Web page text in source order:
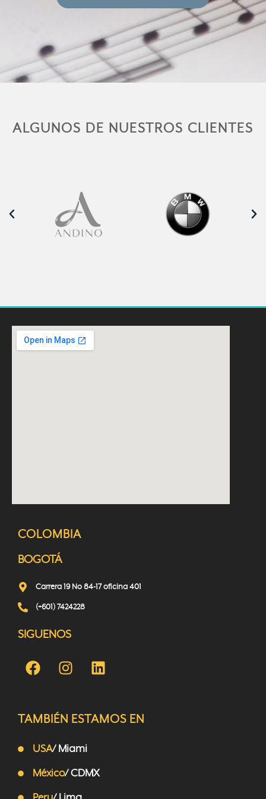
ALGUNOS DE NUESTROS CLIENTES
COLOMBIA
BOGOTÁ
Carrera 19 No 84-17 oficina 401
(+601) 7424228
SIGUENOS
TAMBIÉN ESTAMOS EN
USA/ Miami
México/ CDMX